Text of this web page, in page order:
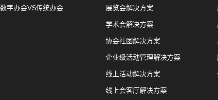
数字办会VS传统办会 展览会解决方案
学术会解决方案
协会社团解决方案
企业级活动管理解决方案
线上活动解决方案
线上会客厅解决方案